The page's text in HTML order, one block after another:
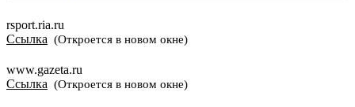
rsport.ria.ru
Ссылка (Откроется в новом окне)
www.gazeta.ru
Ссылка (Откроется в новом окне)